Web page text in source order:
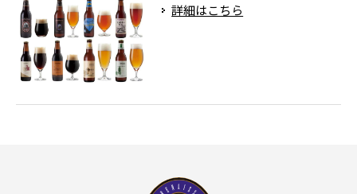
詳細はこちら